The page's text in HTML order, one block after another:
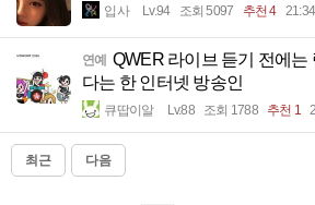
입사 Lv.94 조회 5097 추천 4 21:34
연예
QWER 라이브 듣기 전에는
다는 한 인터넷 방송인
큐땁이알 Lv.88 조회 1788 추천 1
최근 다음